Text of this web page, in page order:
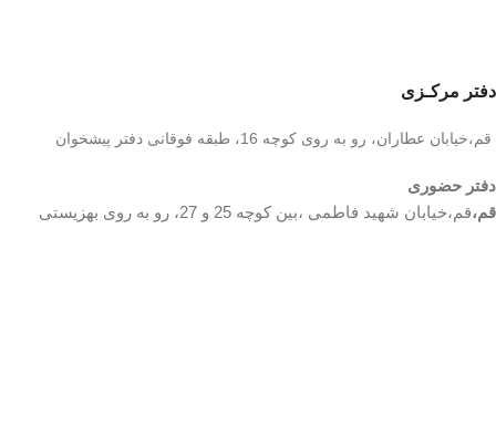
دفتر مرکـزی
قم،خیابان عطاران، رو به روی کوچه 16، طبقه فوقانی دفتر پیشخوان
دفتر حضوری
قم،قم،خیابان شهید فاطمی ،بین کوچه 25 و 27، رو به روی بهزیستی